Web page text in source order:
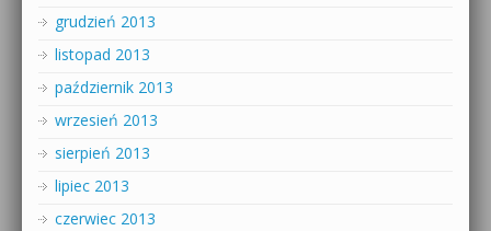
grudzień 2013
listopad 2013
październik 2013
wrzesień 2013
sierpień 2013
lipiec 2013
czerwiec 2013